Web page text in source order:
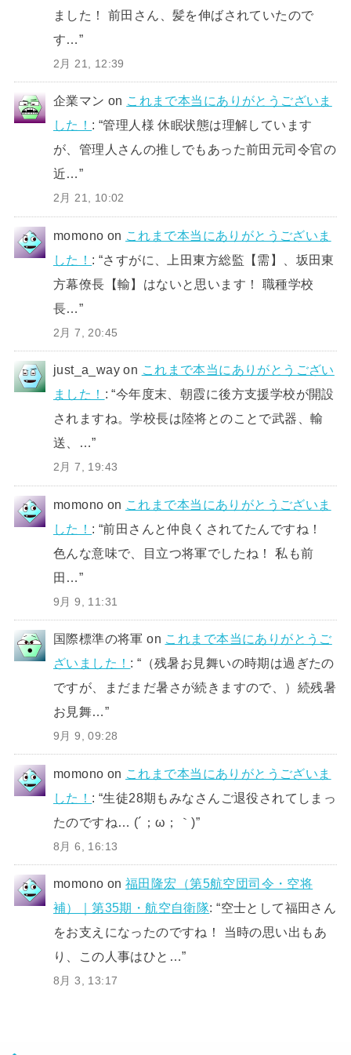
ました！ 前田さん、髪を伸ばされていたので
す…”
2月 21, 12:39
企業マン on これまで本当にありがとうございま
した！ : “管理人様 休眠状態は理解しています
が、管理人さんの推しでもあった前田元司令官の
近…”
2月 21, 10:02
momono on これまで本当にありがとうございま
した！ : “さすがに、上田東方総監【需】、坂田東
方幕僚長【輸】はないと思います！ 職種学校
長…”
2月 7, 20:45
just_a_way on これまで本当にありがとうござい
ました！ : “今年度末、朝霞に後方支援学校が開設
されますね。学校長は陸将とのことで武器、輸
送、…”
2月 7, 19:43
momono on これまで本当にありがとうございま
した！ : “前田さんと仲良くされてたんですね！
色んな意味で、目立つ将軍でしたね！ 私も前
田…”
9月 9, 11:31
国際標準の将軍 on これまで本当にありがとうご
ざいました！ : “ （残暑お見舞いの時期は過ぎたの
ですが、まだまだ暑さが続きますので、）続残暑
お見舞…”
9月 9, 09:28
momono on これまで本当にありがとうございま
した！ : “生徒28期もみなさんご退役されてしまっ
たのですね… (´；ω；｀)”
8月 6, 16:13
momono on福田隆宏（第5航空団司令・空将
補）｜第35期・航空自衛隊: “空士として福田さん
をお支えになったのですね！ 当時の思い出もあ
り、この人事はひと…”
8月 3, 13:17